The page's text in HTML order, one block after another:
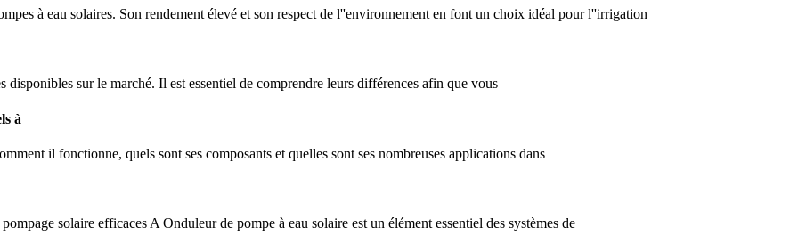
à eau solaires. Son rendement élevé et son respect de l''environnement en font un choix idéal pour l''irrigation
sur le marché. Il est essentiel de comprendre leurs différences afin que vous
à
il fonctionne, quels sont ses composants et quelles sont ses nombreuses applications dans
solaire efficaces A Onduleur de pompe à eau solaire est un élément essentiel des systèmes de